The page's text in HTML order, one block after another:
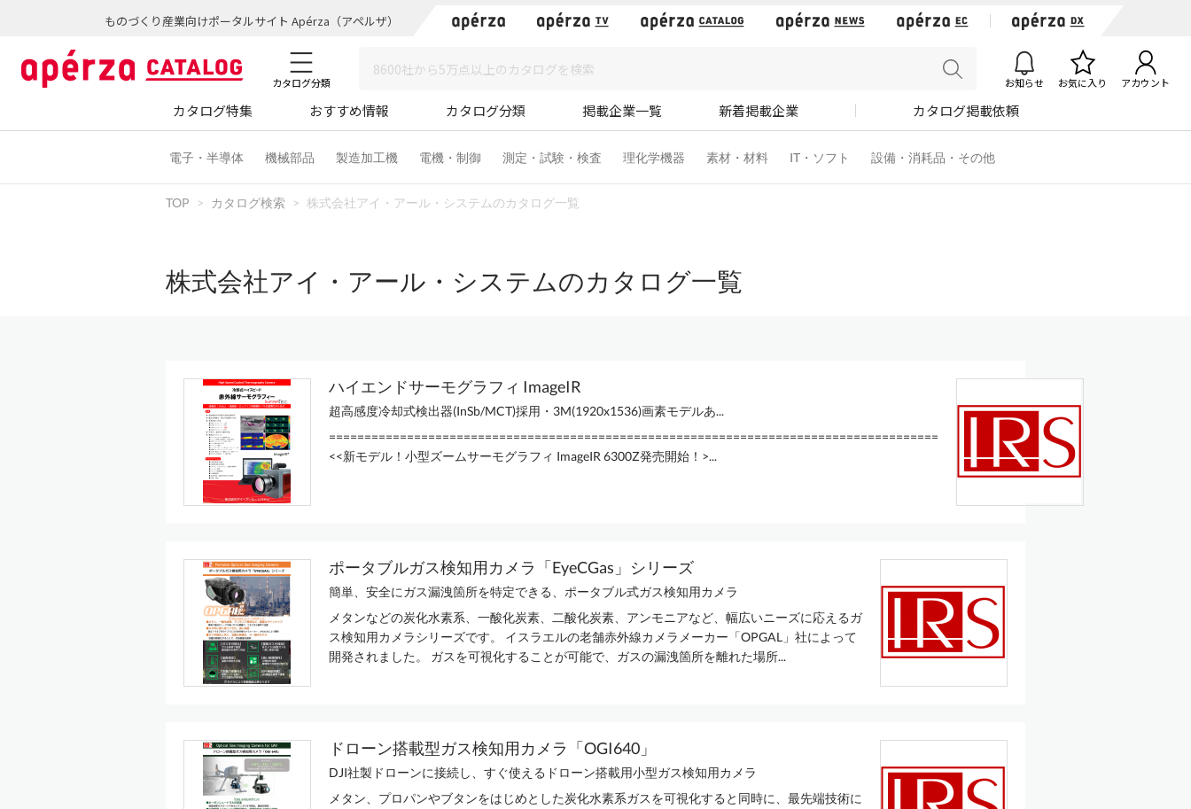
ものづくり産業向けポータルサイト Apérza（アペルザ）
カタログ分類 お知らせ お気に入り アカウント
カタログ特集 おすすめ情報 カタログ分類 掲載企業一覧 新着掲載企業 カタログ掲載依頼
電子・半導体 機械部品 製造加工機 電機・制御 測定・試験・検査 理化学機器 素材・材料 IT・ソフト 設備・消耗品・その他
TOP カタログ検索 株式会社アイ・アール・システムのカタログ一覧
株式会社アイ・アール・システムのカタログ一覧
ハイエンドサーモグラフィ ImageIR
超高感度冷却式検出器(InSb/MCT)採用・3M(1920x1536)画素モデルあ...
======================================================================================
<<新モデル！小型ズームサーモグラフィ ImageIR 6300Z発売開始！>...
ポータブルガス検知用カメラ「EyeCGas」シリーズ
簡単、安全にガス漏洩箇所を特定できる、ポータブル式ガス検知用カメラ
メタンなどの炭化水素系、一酸化炭素、二酸化炭素、アンモニアなど、幅広いニーズに応えるガ
ス検知用カメラシリーズです。 イスラエルの老舗赤外線カメラメーカー「OPGAL」社によって
開発されました。 ガスを可視化することが可能で、ガスの漏洩箇所を離れた場所...
ドローン搭載型ガス検知用カメラ「OGI640」
DJI社製ドローンに接続し、すぐ使えるドローン搭載用小型ガス検知用カメラ
メタン、プロパンやブタンをはじめとした炭化水素系ガスを可視化すると同時に、最先端技術に